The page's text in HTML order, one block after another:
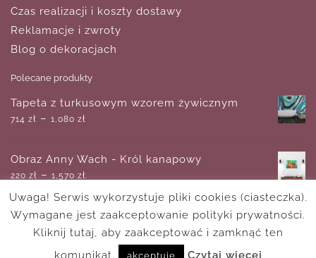
Czas realizacji i koszty dostawy
Reklamacje i zwroty
Blog o dekoracjach
Polecane produkty
Tapeta z turkusowym wzorem żywicznym
714 zł – 1,080 zł
Obraz Anny Wach - Król kanapowy
220 zł – 1,570 zł
Plakat kaktusy na pustyni
– 170 zł
Uwaga! Serwis wykorzystuje pliki cookies (ciasteczka).
Wymagane jest zaakceptowanie polityki prywatności.
Kliknij tutaj, aby zaakceptować i zamknąć ten
komunikat.
akceptuję Czytaj wiecej